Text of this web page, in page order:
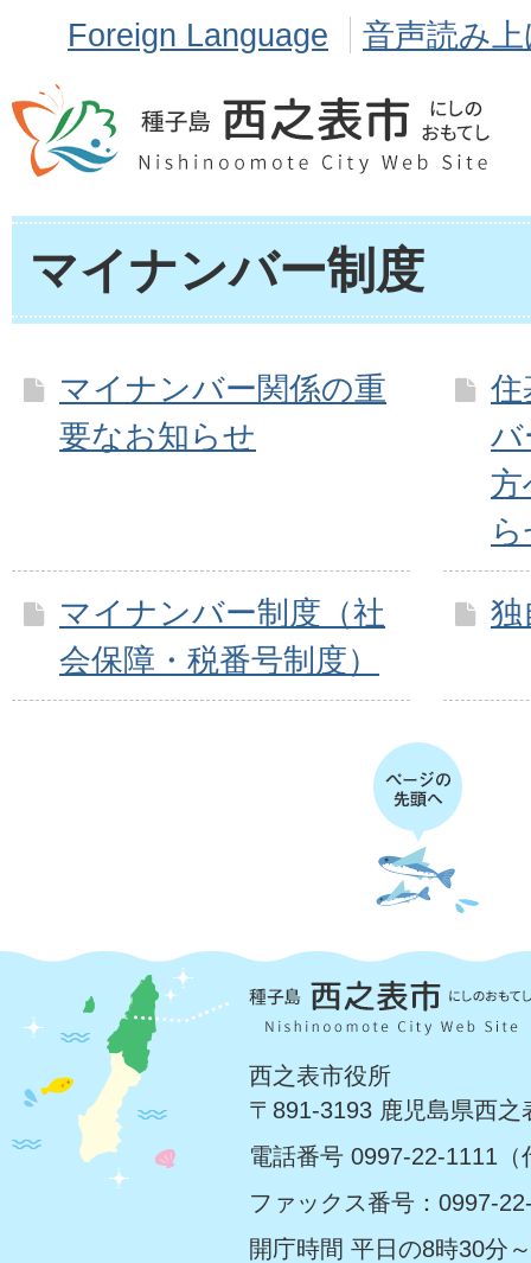
Foreign Language 音声読み
マイナンバー制度
マイナンバー関係の重
要なお知らせ
住
バ
方
マイナンバー制度（社
会保障・税番号制度）
独
西之表市役所
〒891-3193 鹿児島県西
電話番号 0997-22-1111（
ファックス番号：0997-
開庁時間 平日の8時30分